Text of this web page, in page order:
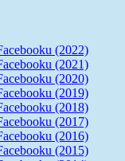
(2022)
(2021)
(2020)
(2019)
(2018)
(2017)
(2016)
(2015)